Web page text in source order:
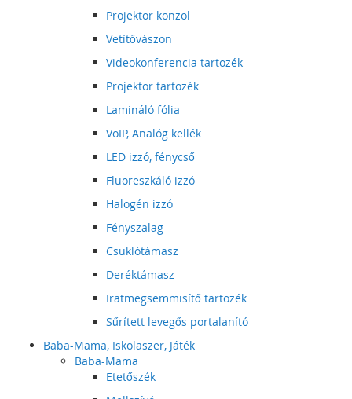
Projektor konzol
Vetítővászon
Videokonferencia tartozék
Projektor tartozék
Lamináló fólia
VoIP, Analóg kellék
LED izzó, fénycső
Fluoreszkáló izzó
Halogén izzó
Fényszalag
Csuklótámasz
Deréktámasz
Iratmegsemmisítő tartozék
Sűrített levegős portalanító
Baba-Mama, Iskolaszer, Játék
Baba-Mama
Etetőszék